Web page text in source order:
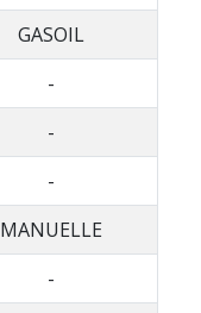
GASOIL
-
-
-
MANUELLE
-